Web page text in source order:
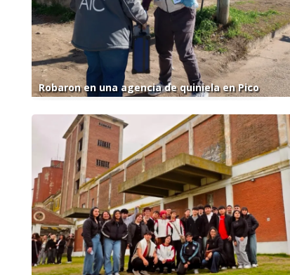
Robaron en una agencia de quiniela en Pico